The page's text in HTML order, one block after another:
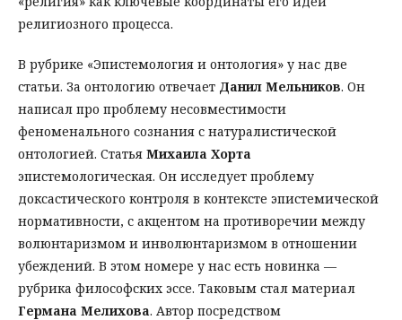
религиозного процесса.
В рубрике «Эпистемология и онтология» у нас две
статьи. За онтологию отвечает Данил Мельников. Он
написал про проблему несовместимости
феноменального сознания с натуралистической
онтологией. Статья Михаила Хорта
эпистемологическая. Он исследует проблему
доксастического контроля в контексте эпистемической
нормативности, с акцентом на противоречии между
волюнтаризмом и инволюнтаризмом в отношении
убеждений. В этом номере у нас есть новинка —
рубрика философских эссе. Таковым стал материал
Германа Мелихова. Автор посредством